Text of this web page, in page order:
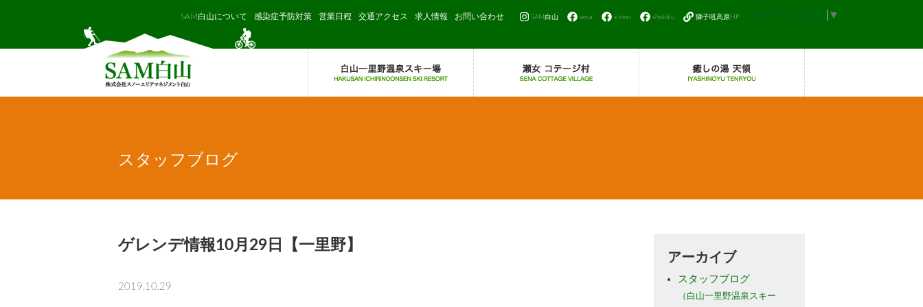
SAM白山 sena icirino shishiku 獅子吼高原HP
SAM白山について 感染症予防対策 営業日程 交通アクセス 求人情報 お問い合わせ Select Language ▼
スタッフブログ
ゲレンデ情報10月29日【一里野】
2019.10.29
アーカイブ
スタッフブログ
（白山一里野温泉スキー